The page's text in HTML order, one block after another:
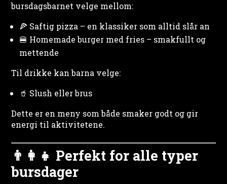
bursdagsbarnet velge mellom:
🍕 Saftig pizza – en klassiker som alltid slår an
🍔 Homemade burger med fries – smakfullt og
mettende
Til drikke kan barna velge:
🥤 Slush eller brus
Dette er en meny som både smaker godt og gir
energi til aktivitetene.
👨‍👩‍👧 Perfekt for alle typer
bursdager